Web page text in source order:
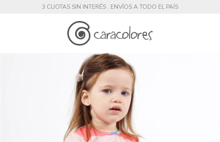
3 CUOTAS SIN INTERÉS . ENVÍOS A TODO EL PAÍS